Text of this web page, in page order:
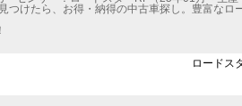
つけたら、お得・納得の中古車探し。豊富な
ロードス